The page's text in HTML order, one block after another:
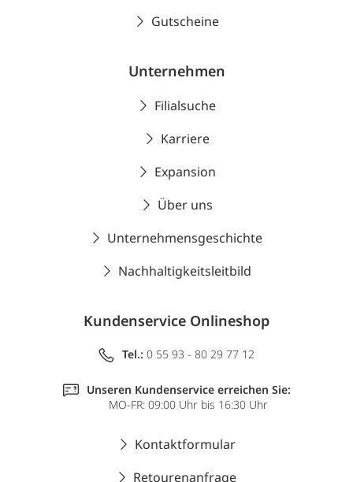
Gutscheine
Unternehmen
Filialsuche
Karriere
Expansion
Über uns
Unternehmensgeschichte
Nachhaltigkeitsleitbild
Kundenservice Onlineshop
Tel.: 0 55 93 - 80 29 77 12
Unseren Kundenservice erreichen Sie:
MO-FR: 09:00 Uhr bis 16:30 Uhr
Kontaktformular
Retourenanfrage